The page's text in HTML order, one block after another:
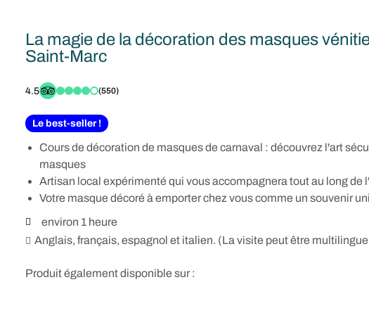
La magie de la décoration des masques
Saint-Marc
4.5 (550)
Le best-seller !
Cours de décoration de masques de carnaval : découvrez l'art
masques
Artisan local expérimenté qui vous accompagnera tout au long de
Votre masque décoré à emporter chez vous comme un souvenir
environ 1 heure
Anglais, français, espagnol et italien. (La visite peut être
Produit également disponible sur :